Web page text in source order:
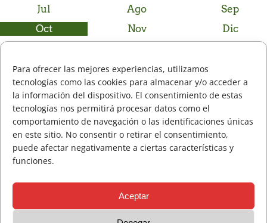
Para ofrecer las mejores experiencias, utilizamos
tecnologías como las cookies para almacenar y/o acceder a
la información del dispositivo. El consentimiento de estas
tecnologías nos permitirá procesar datos como el
comportamiento de navegación o las identificaciones únicas
en este sitio. No consentir o retirar el consentimiento,
puede afectar negativamente a ciertas características y
funciones.
Aceptar
Jul
Ago
Sep
Oct
Nov Dic
Noticias anteriores
El equipo europeo con Jon Rahm y José Mª Olazábal ganadores
la Ryder Cup 2025
sep 29, 2025 Lourdes Barbeito subcampeona de España Dobles Senior
sep 28, 2025
sep 28, 2025 Andoni Latorre Campeón del País Vasco P&P
Iñaki Lejarza y Andreea Ernest los mejores de la Final
FVG de 5ª Categoría 2025